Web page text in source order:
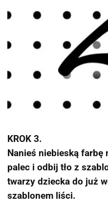
KROK 3.
Nanieś niebieską farbę
palec i odbij tło z
twarzy dziecka do już
szablonem liści.